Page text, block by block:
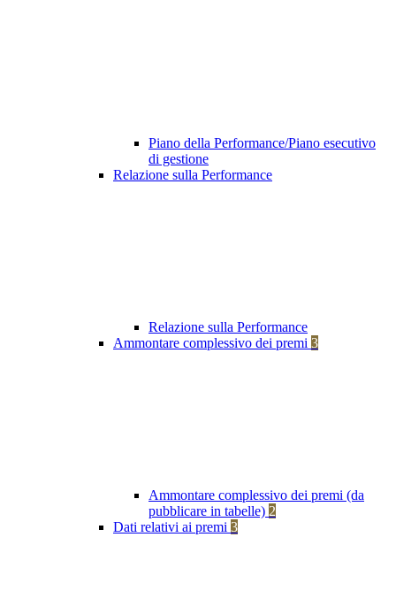
Piano della Performance/Piano esecutivo
di gestione
Relazione sulla Performance
Relazione sulla Performance
Ammontare complessivo dei premi 3
Ammontare complessivo dei premi (da
pubblicare in tabelle) 2
Dati relativi ai premi 3